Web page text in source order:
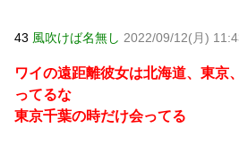
43 風吹けば名無し 2022/09/12(月)
ワイの遠距離彼女は北海道、東京
ってるな
東京千葉の時だけ会ってる